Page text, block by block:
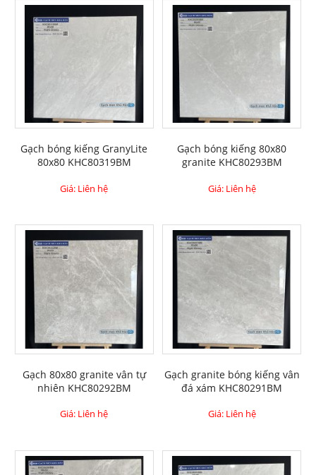
Gạch bóng kiếng GranyLite
80x80 KHC80319BM
Giá: Liên hệ
Gạch bóng kiếng 80x80
granite KHC80293BM
Giá: Liên hệ
Gạch 80x80 granite vân tự
nhiên KHC80292BM
Giá: Liên hệ
Gạch granite bóng kiếng vân
đá xám KHC80291BM
Giá: Liên hệ